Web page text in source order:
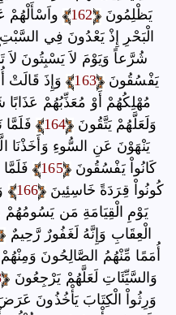
يَظْلِمُونَ 162 واَسْأَلْهُمْ
الْبَحْرِ إِذْ يَعْدُونَ فِي السَّبْتِ
شُرَّعاً وَيَوْمَ لاَ يَسْبِتُونَ لاَ
يَفْسُقُونَ 163 وَإِذَ قَالَتْ
مُهْلِكُهُمْ أَوْ مُعَذِّبُهُمْ عَذَابًا
وَلَعَلَّهُمْ يَتَّقُونَ
164
فَلَمَّا
يَنْهَوْنَ عَنِ السُّوءِ وَأَخَذْنَا
كَانُواْ يَفْسُقُونَ 165 فَلَمَّا
كُونُواْ قِرَدَةً خَاسِئِينَ
166
يَوْمِ الْقِيَامَةِ مَن
الْعِقَابِ وَإِنَّهُ لَغَفُورٌ رَّحِيمٌ
أُمَمًا مِّنْهُمُ الصَّالِحُونَ
وَالسَّيِّئَاتِ لَعَلَّهُمْ يَرْجِعُونَ
وَرِثُواْ الْكِتَابَ يَأْخُذُونَ